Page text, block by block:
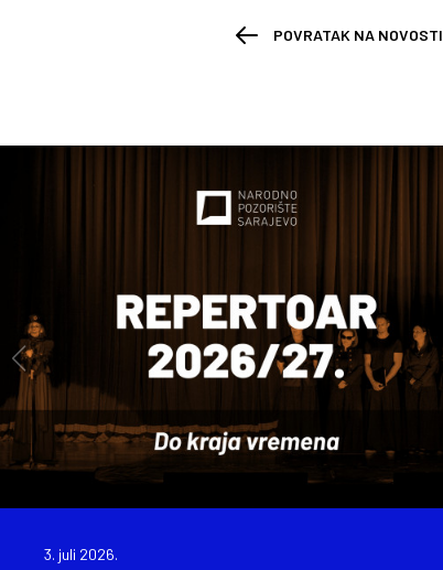
POVRATAK NA NOVOSTI
3. juli 2026.